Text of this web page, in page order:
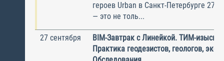
героев Urban в Санкт-Петербурге 27
— это не толь...
27 сентября
BIM-Завтрак с Линейкой. ТИМ-
Практика геодезистов, геологов,